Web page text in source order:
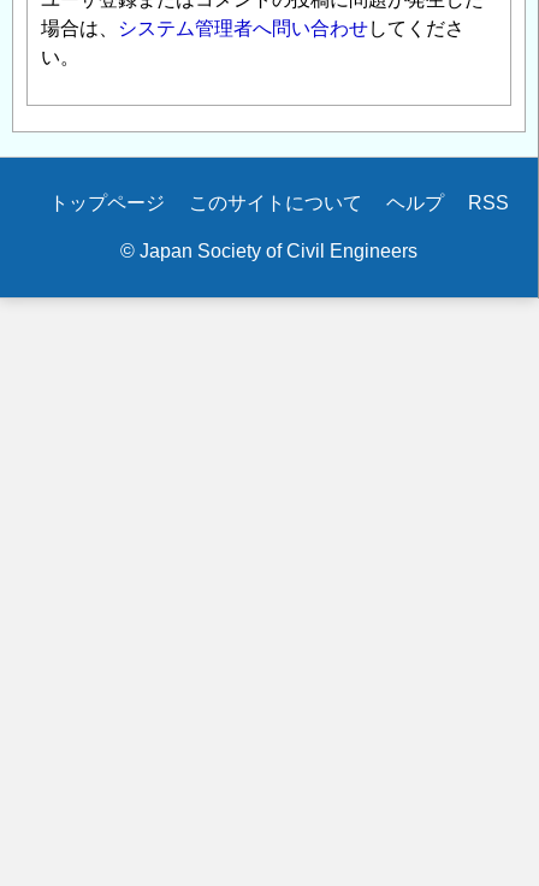
場合は、
システム管理者へ問い合わせしてくださ
い。
Secondary
トップページ このサイトについて ヘルプ RSS
© Japan Society of Civil Engineers